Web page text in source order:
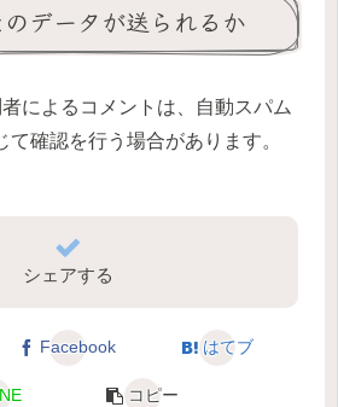
データが送られるか
によるコメントは、自動スパム
確認を行う場合があります。
シェアする
Facebook はてブ
コピー